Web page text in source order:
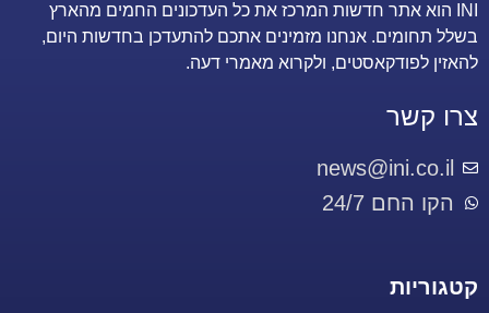
INI הוא אתר חדשות המרכז את כל העדכונים החמים מהארץ
בשלל תחומים. אנחנו מזמינים אתכם להתעדכן בחדשות היום,
להאזין לפודקאסטים, ולקרוא מאמרי דעה.
צרו קשר
news@ini.co.il
הקו החם 24/7
קטגוריות